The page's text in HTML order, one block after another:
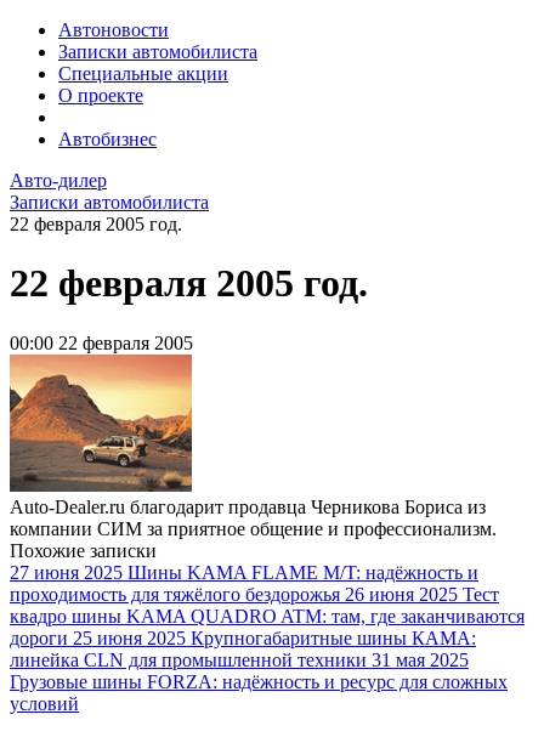
Автоновости
Записки автомобилиста
Специальные акции
О проекте
Автобизнес
Авто-дилер
Записки автомобилиста
22 февраля 2005 год.
22 февраля 2005 год.
00:00 22 февраля 2005
Auto-Dealer.ru благодарит продавца Черникова Бориса из
компании СИМ за приятное общение и профессионализм.
Похожие записки
27 июня 2025 Шины KAMA FLAME M/T: надёжность и
проходимость для тяжёлого бездорожья 26 июня 2025 Тест
квадро шины KAMA QUADRO ATM: там, где заканчиваются
дороги 25 июня 2025 Крупногабаритные шины КАМА:
линейка CLN для промышленной техники 31 мая 2025
Грузовые шины FORZA: надёжность и ресурс для сложных
условий